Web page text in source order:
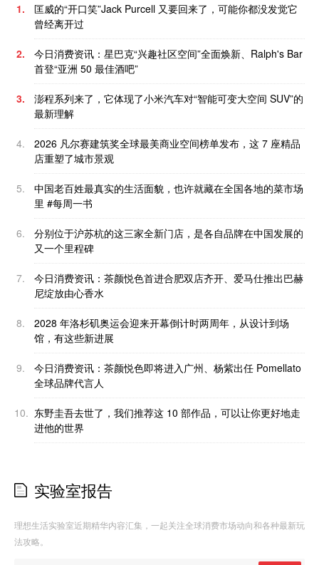
1.
匡威的“开口笑”Jack Purcell 又要回来了，可能你都没发觉它
曾经离开过
2.
今日消费资讯：星巴克“兴趣社区空间”全面焕新、Ralph's Bar
首登“亚洲 50 最佳酒吧”
3.
澎程系列来了，它体现了小米汽车对“智能可变大空间 SUV”的
最新理解
4.
2026 凡尔赛建筑奖全球最美商业空间榜单发布，这 7 座精品
店重塑了城市景观
5.
中国老百姓最真实的生活面貌，也许就藏在全国各地的菜市场
里 #每周一书
6.
分别位于沪苏杭的这三家全新门店，是各自品牌在中国发展的
又一个里程碑
7.
今日消费资讯：茶颜悦色首进合肥双店齐开、爱马仕推出巴赫
尼绽放由心香水
8.
2028 年洛杉矶奥运会迎来开幕倒计时两周年，从设计到场
馆，有这些新进展
9.
今日消费资讯：茶颜悦色即将进入广州、杨紫出任 Pomellato
全球品牌代言人
10. 东野圭吾去世了，我们推荐这 10 部作品，可以让你更好地走
进他的世界
实验室报告
理想生活实验室近期精华内容汇集，一起关注全球消费市场动向和各种最新玩
法攻略。